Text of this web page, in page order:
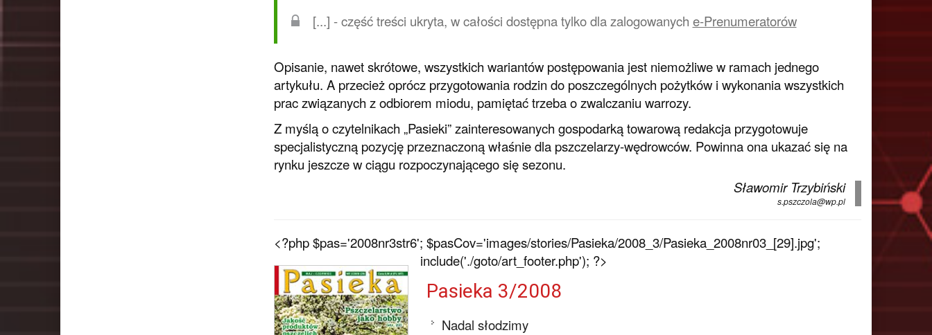
[...] - część treści ukryta, w całości dostępna tylko dla zalogowanych e-Prenumeratorów
Opisanie, nawet skrótowe, wszystkich wariantów postępowania jest niemożliwe w ramach jednego
artykułu. A przecież oprócz przygotowania rodzin do poszczególnych pożytków i wykonania wszystkich
prac związanych z odbiorem miodu, pamiętać trzeba o zwalczaniu warrozy.
Z myślą o czytelnikach „Pasieki” zainteresowanych gospodarką towarową redakcja przygotowuje
specjalistyczną pozycję przeznaczoną właśnie dla pszczelarzy-wędrowców. Powinna ona ukazać się na
rynku jeszcze w ciągu rozpoczynającego się sezonu.
Sławomir Trzybiński
s.pszczola@wp.pl
<?php $pas='2008nr3str6'; $pasCov='images/stories/Pasieka/2008_3/Pasieka_2008nr03_[29].jpg';
include('./goto/art_footer.php'); ?>
Pasieka 3/2008
Nadal słodzimy